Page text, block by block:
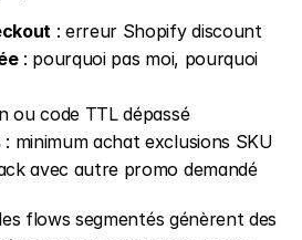
: erreur Shopify discount
: pourquoi pas moi, pourquoi
ou code TTL dépassé
: minimum achat exclusions SKU
avec autre promo demandé
flows segmentés génèrent des